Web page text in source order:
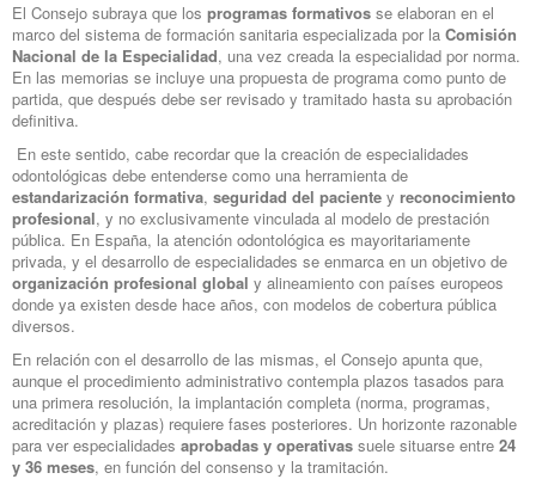
El Consejo subraya que los programas formativos se elaboran en el
marco del sistema de formación sanitaria especializada por la Comisión
Nacional de la Especialidad, una vez creada la especialidad por norma.
En las memorias se incluye una propuesta de programa como punto de
partida, que después debe ser revisado y tramitado hasta su aprobación
definitiva.
En este sentido, cabe recordar que la creación de especialidades
odontológicas debe entenderse como una herramienta de
estandarización formativa, seguridad del paciente y reconocimiento
profesional, y no exclusivamente vinculada al modelo de prestación
pública. En España, la atención odontológica es mayoritariamente
privada, y el desarrollo de especialidades se enmarca en un objetivo de
organización profesional global y alineamiento con países europeos
donde ya existen desde hace años, con modelos de cobertura pública
diversos.
En relación con el desarrollo de las mismas, el Consejo apunta que,
aunque el procedimiento administrativo contempla plazos tasados para
una primera resolución, la implantación completa (norma, programas,
acreditación y plazas) requiere fases posteriores. Un horizonte razonable
para ver especialidades aprobadas y operativas suele situarse entre 24
y 36 meses, en función del consenso y la tramitación.